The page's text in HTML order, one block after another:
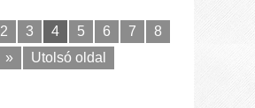
2 3 4 5 6 7
8
»
Utolsó oldal